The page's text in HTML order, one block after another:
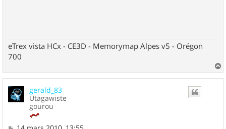
eTrex vista HCx - CE3D - Memorymap Alpes v5 - Orégon
700
a
gerald_83
Utagawiste
gourou